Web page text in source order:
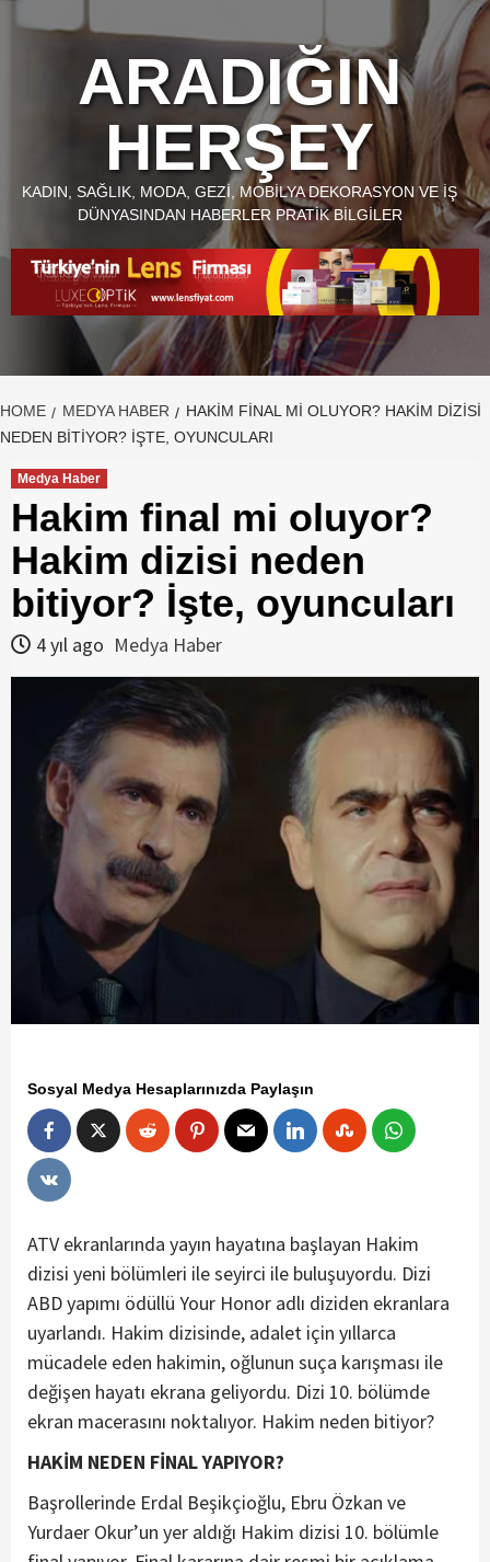
ARADIĞIN
HERŞEY
KADIN, SAĞLIK, MODA, GEZI, MOBILYA DEKORASYON VE İŞ
DÜNYASINDAN HABERLER PRATIK BILGILER
HOME MEDYA HABER
HAKIM FINAL MI OLUYOR? HAKIM DIZISI
NEDEN BITIYOR? İŞTE, OYUNCULARI
Medya Haber
Hakim final mi oluyor?
Hakim dizisi neden
bitiyor? İşte, oyuncuları
4 yıl ago Medya Haber
Sosyal Medya Hesaplarınızda Paylaşın
ATV ekranlarında yayın hayatına başlayan Hakim
dizisi yeni bölümleri ile seyirci ile buluşuyordu. Dizi
ABD yapımı ödüllü Your Honor adlı diziden ekranlara
uyarlandı. Hakim dizisinde, adalet için yıllarca
mücadele eden hakimin, oğlunun suça karışması ile
değişen hayatı ekrana geliyordu. Dizi 10. bölümde
ekran macerasını noktalıyor. Hakim neden bitiyor?
HAKİM NEDEN FİNAL YAPIYOR?
Başrollerinde Erdal Beşikçioğlu, Ebru Özkan ve
Yurdaer Okur’un yer aldığı Hakim dizisi 10. bölümle